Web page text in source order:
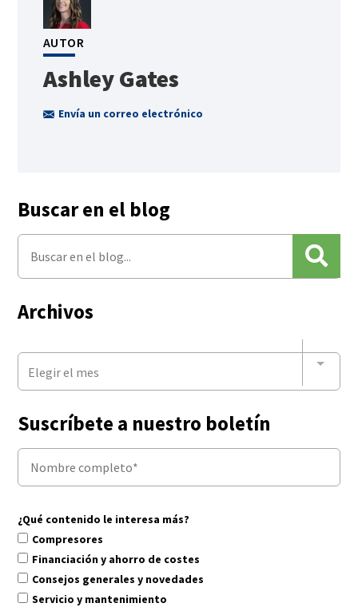
AUTOR
Ashley Gates
Envía un correo electrónico
Buscar en el blog
Archivos
Elegir el mes
Suscríbete a nuestro boletín
¿Qué contenido le interesa más?
Compresores
Financiación y ahorro de costes
Consejos generales y novedades
Servicio y mantenimiento